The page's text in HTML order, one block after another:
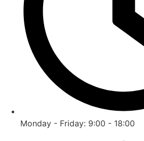
Monday - Friday: 9:00 - 18:00